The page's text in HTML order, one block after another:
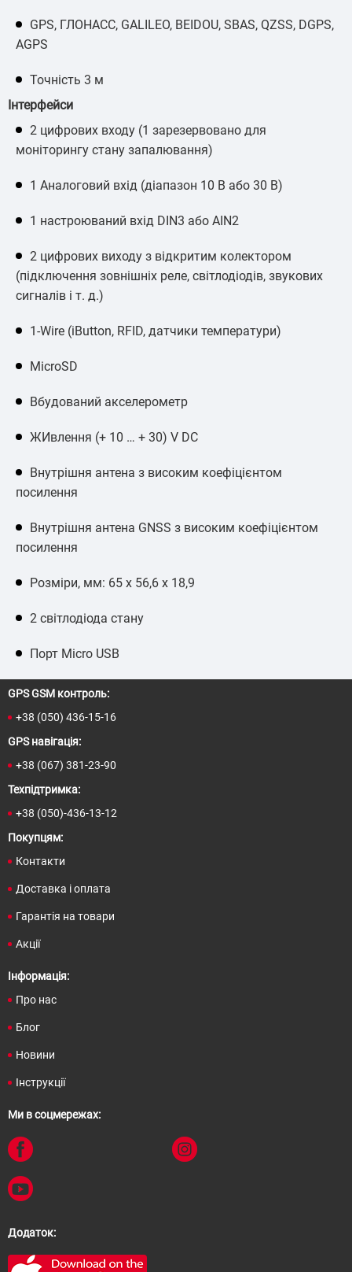
GPS, ГЛОНАСС, GALILEO, BEIDOU, SBAS, QZSS, DGPS,
AGPS
Точність 3 м
Інтерфейси
2 цифрових входу (1 зарезервовано для
моніторингу стану запалювання)
1 Аналоговий вхід (діапазон 10 В або 30 В)
1 настроюваний вхід DIN3 або AIN2
2 цифрових виходу з відкритим колектором
(підключення зовнішніх реле, світлодіодів, звукових
сигналів і т. д.)
1-Wire (iButton, RFID, датчики температури)
MicroSD
Вбудований акселерометр
ЖИвлення (+ 10 … + 30) V DC
Внутрішня антена з високим коефіцієнтом
посилення
Внутрішня антена GNSS з високим коефіцієнтом
посилення
Розміри, мм: 65 x 56,6 x 18,9
2 світлодіода стану
Порт Micro USB